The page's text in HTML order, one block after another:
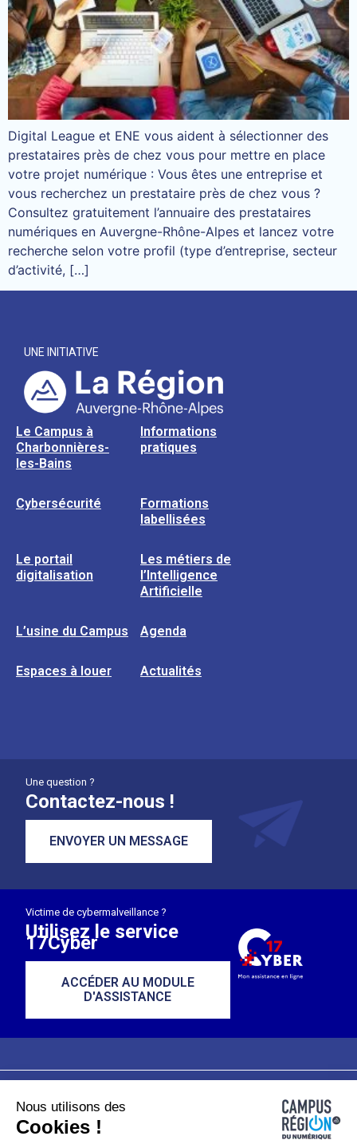
Digital League et ENE vous aident à sélectionner des
prestataires près de chez vous pour mettre en place
votre projet numérique : Vous êtes une entreprise et
vous recherchez un prestataire près de chez vous ?
Consultez gratuitement l’annuaire des prestataires
numériques en Auvergne-Rhône-Alpes et lancez votre
recherche selon votre profil (type d’entreprise, secteur
d’activité, […]
UNE INITIATIVE
Le Campus à
Charbonnières-
les-Bains
Informations
pratiques
Cybersécurité
Formations
labellisées
Le portail
digitalisation
Les métiers de
l’Intelligence
Artificielle
L’usine du Campus Agenda
Espaces à louer Actualités
Une question ?
Contactez-nous !
ENVOYER UN MESSAGE
Victime de cybermalveillance ?
Utilisez le service
17Cyber
ACCÉDER AU MODULE
D'ASSISTANCE
Plan du site
Nous utilisons des
Cookies !